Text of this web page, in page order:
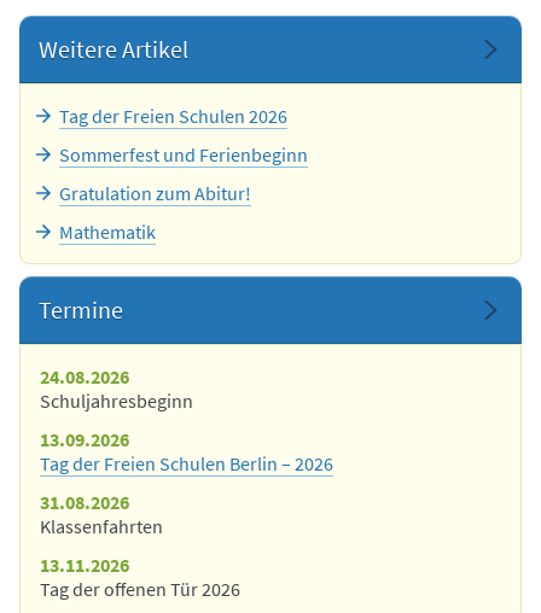
Weitere Artikel
Tag der Freien Schulen 2026
Sommerfest und Ferienbeginn
Gratulation zum Abitur!
Mathematik
Termine
24.08.2026
Schuljahresbeginn
13.09.2026
Tag der Freien Schulen Berlin – 2026
31.08.2026
Klassenfahrten
13.11.2026
Tag der offenen Tür 2026